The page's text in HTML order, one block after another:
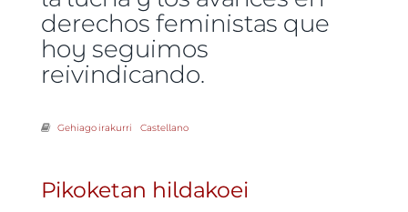
derechos feministas que
hoy seguimos
reivindicando.
Gehiago irakurri Hitzaldia "Emakumea eta Errepublika" -ri buruz
Castellano
Pikoketan hildakoei